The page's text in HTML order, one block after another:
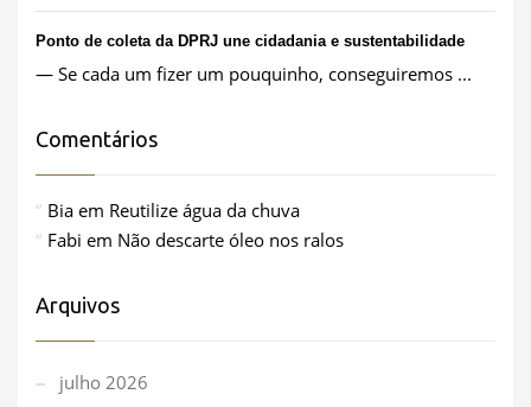
Ponto de coleta da DPRJ une cidadania e sustentabilidade
— Se cada um fizer um pouquinho, conseguiremos ...
Comentários
Bia em Reutilize água da chuva
Fabi em Não descarte óleo nos ralos
Arquivos
julho 2026